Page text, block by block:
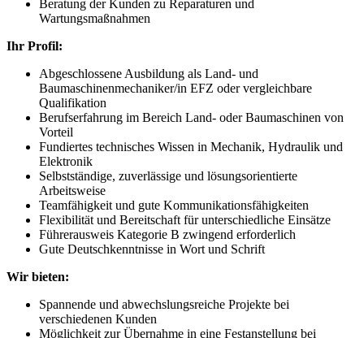
Beratung der Kunden zu Reparaturen und
Wartungsmaßnahmen
Ihr Profil:
Abgeschlossene Ausbildung als Land- und
Baumaschinenmechaniker/in EFZ oder vergleichbare
Qualifikation
Berufserfahrung im Bereich Land- oder Baumaschinen von
Vorteil
Fundiertes technisches Wissen in Mechanik, Hydraulik und
Elektronik
Selbstständige, zuverlässige und lösungsorientierte
Arbeitsweise
Teamfähigkeit und gute Kommunikationsfähigkeiten
Flexibilität und Bereitschaft für unterschiedliche Einsätze
Führerausweis Kategorie B zwingend erforderlich
Gute Deutschkenntnisse in Wort und Schrift
Wir bieten:
Spannende und abwechslungsreiche Projekte bei
verschiedenen Kunden
Möglichkeit zur Übernahme in eine Festanstellung bei